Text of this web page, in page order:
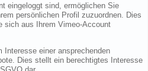
eingeloggt sind, ermöglichen Sie
persönlichen Profil zuzuordnen. Dies
sich aus Ihrem Vimeo-Account
Interesse einer ansprechenden
Dies stellt ein berechtigtes Interesse